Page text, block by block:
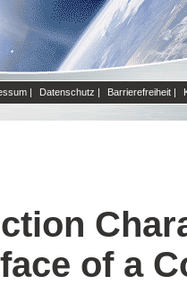
| Datenschutz | Barrierefreiheit |
of a